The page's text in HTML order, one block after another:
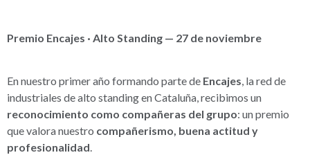
Premio Encajes · Alto Standing — 27 de noviembre
En nuestro primer año formando parte de Encajes, la red de
industriales de alto standing en Cataluña, recibimos un
reconocimiento como compañeras del grupo: un premio
que valora nuestro compañerismo, buena actitud y
profesionalidad.